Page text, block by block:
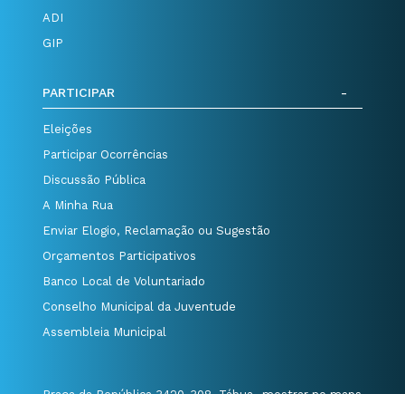
ADI
GIP
PARTICIPAR
Eleições
Participar Ocorrências
Discussão Pública
A Minha Rua
Enviar Elogio, Reclamação ou Sugestão
Orçamentos Participativos
Banco Local de Voluntariado
Conselho Municipal da Juventude
Assembleia Municipal